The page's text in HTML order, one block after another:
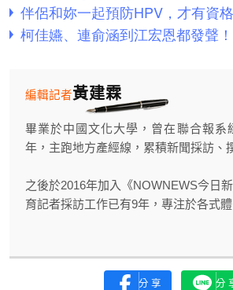
黃建霖
編輯記者
畢業於中國文化大學，曾在聯合報系
年，主跑地方產經線，累積新聞採訪、
之後於2016年加入《NOWNEWS今日
育記者採訪工作已有9年，專注於各式
分享 分